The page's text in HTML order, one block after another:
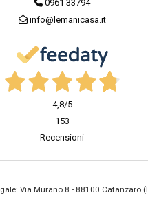
0961 33794
info@lemanicasa.it
4,8/5
153
Recensioni
Via Murano 8 - 88100 Catanzaro